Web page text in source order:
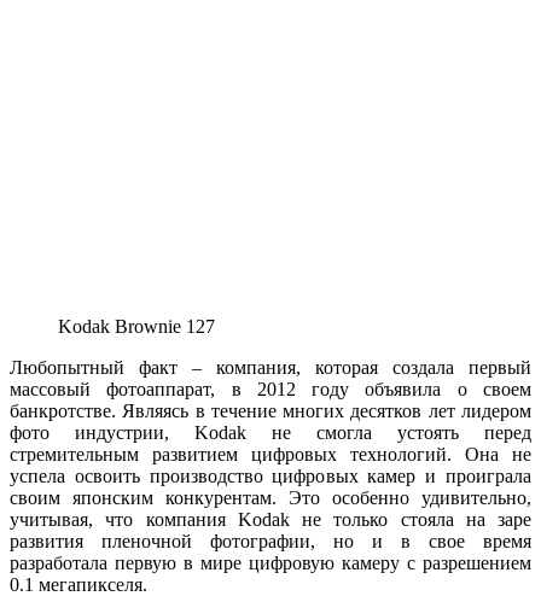
Kodak Brownie 127
Любопытный факт – компания, которая создала первый
массовый фотоаппарат, в 2012 году объявила о своем
банкротстве. Являясь в течение многих десятков лет лидером
фото индустрии, Kodak не смогла устоять перед
стремительным развитием цифровых технологий. Она не
успела освоить производство цифровых камер и проиграла
своим японским конкурентам. Это особенно удивительно,
учитывая, что компания Kodak не только стояла на заре
развития пленочной фотографии, но и в свое время
разработала первую в мире цифровую камеру с разрешением
0.1 мегапикселя.